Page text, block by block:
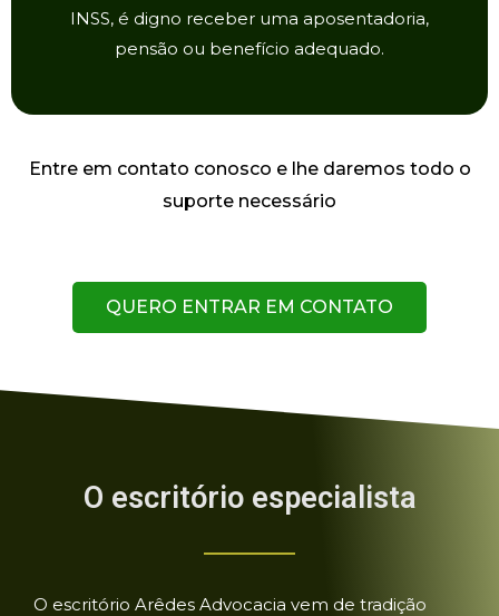
INSS, é digno receber uma aposentadoria,
pensão ou benefício adequado.
Entre em contato conosco e lhe daremos todo o
suporte necessário
QUERO ENTRAR EM CONTATO
O escritório especialista
O escritório Arêdes Advocacia vem de tradição